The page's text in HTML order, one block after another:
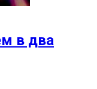
в два